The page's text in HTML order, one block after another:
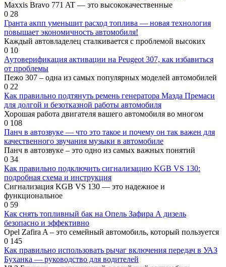
Maxxis Bravo 771 AT — это высококачественные
0 28
Гранта акпп уменьшит расход топлива — новая технология
повышает экономичность автомобиля!
Каждый автовладелец сталкивается с проблемой высоких
0 10
Аутоверификация активации на Peugeot 307, как избавиться
от проблемы
Пежо 307 – одна из самых популярных моделей автомобилей
0 22
Как правильно подтянуть ремень генератора Мазда Премаси
для долгой и безотказной работы автомобиля
Хорошая работа двигателя вашего автомобиля во многом
0 108
Панч в автозвуке — что это такое и почему он так важен для
качественного звучания музыки в автомобиле
Панч в автозвуке – это одно из самых важных понятий
0 34
Как правильно подключить сигнализацию KGB VS 130:
подробная схема и инструкция
Сигнализация KGB VS 130 — это надежное и
функциональное
0 59
Как снять топливный бак на Опель Зафира А дизель
безопасно и эффективно
Opel Zafira A – это семейный автомобиль, который пользуется
0 145
Как правильно использовать рычаг включения передач в УАЗ
Буханка — руководство для водителей